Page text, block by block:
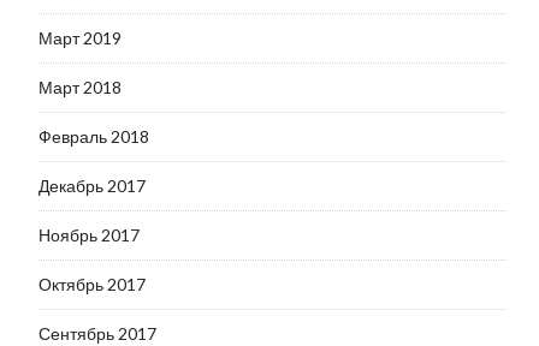
Март 2019
Март 2018
Февраль 2018
Декабрь 2017
Ноябрь 2017
Октябрь 2017
Сентябрь 2017